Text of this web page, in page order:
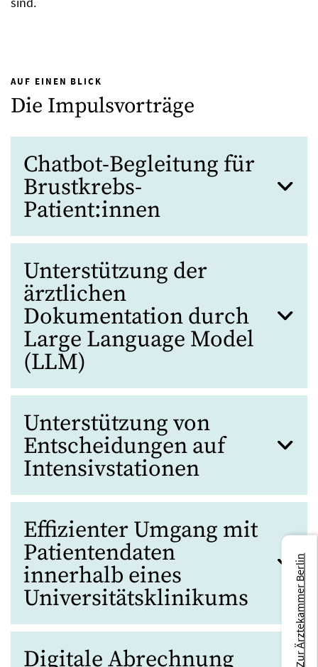
AUF EINEN BLICK
Die Impulsvorträge
Chatbot-Begleitung für
Brustkrebs-
Patient:innen
Unterstützung der
ärztlichen
Dokumentation durch
Large Language Model
(LLM)
Unterstützung von
Entscheidungen auf
Intensivstationen
Effizienter Umgang mit
Patientendaten
innerhalb eines
Universitätsklinikums
Digitale Abrechnung Zur Ärztekammer Berlin